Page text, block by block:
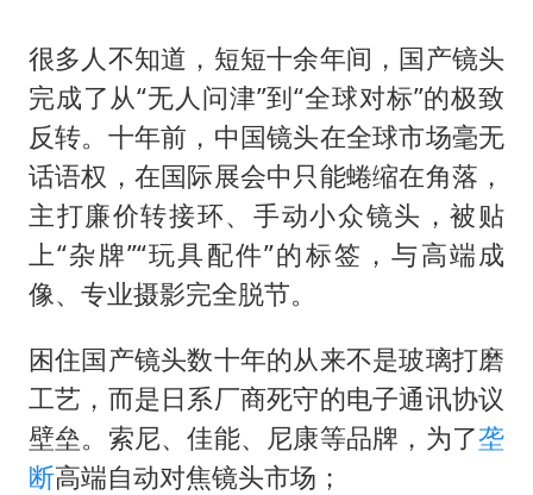
很多人不知道，短短十余年间，国产镜头
完成了从“无人问津”到“全球对标”的极致
反转。十年前，中国镜头在全球市场毫无
话语权，在国际展会中只能蜷缩在角落，
主打廉价转接环、手动小众镜头，被贴
上“杂牌”“玩具配件”的标签，与高端成
像、专业摄影完全脱节。
困住国产镜头数十年的从来不是玻璃打磨
工艺，而是日系厂商死守的电子通讯协议
壁垒。索尼、佳能、尼康等品牌，为了垄
断高端自动对焦镜头市场；